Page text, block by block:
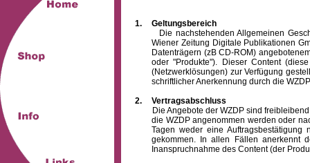
1.
Geltungsbereich
Die nachstehenden Allgemeinen
Wiener Zeitung Digitale Publikationen
Datenträgern (zB CD-ROM)
oder "Produkte"). Dieser Content
(Netzwerklösungen) zur Verfügung
schriftlicher Anerkennung durch die
2.
Vertragsabschluss
Die Angebote der WZDP sind freibleibend.
die WZDP angenommen werden oder
Tagen weder eine
gekommen. In allen Fällen anerkennt
Inanspruchnahme des Content (der